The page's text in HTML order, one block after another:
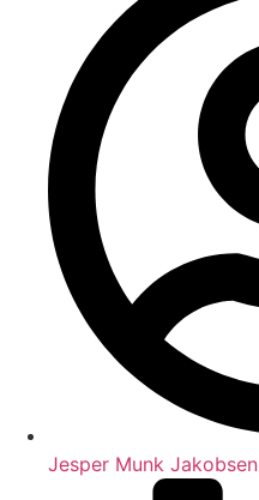
Jesper Munk Jakobsen